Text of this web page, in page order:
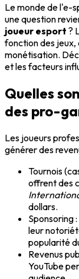
Le monde de l'e-
une question
joueur esport ?
fonction des
monétisation.
et les facteurs
Quelles
des pro-
Les joueurs
générer des
Tournois
offrent des
dollars.
Sponsoring
leur
popularité
Revenus
YouTube